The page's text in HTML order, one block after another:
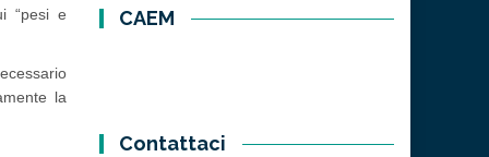
“pesi e
la
CAEM
Contattaci